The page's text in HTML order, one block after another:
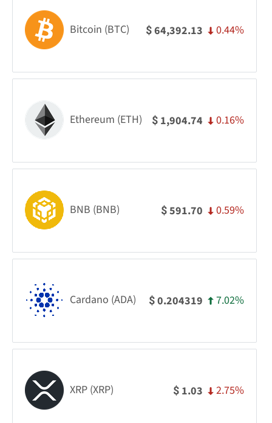
Bitcoin (BTC) $64,392.13 0.44%
Ethereum (ETH) $ 1,904.74 0.16%
BNB (BNB) $591.70 0.59%
Cardano (ADA) $0.204319 7.02%
XRP (XRP) $ 1.03 2.75%